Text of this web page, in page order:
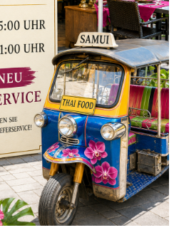
vorbestellen und frisch
oder mit Karte.